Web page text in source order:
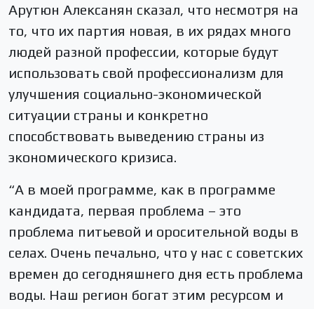
Арутюн Алексанян сказал, что несмотря на
то, что их партия новая, в их рядах много
людей разной профессии, которые будут
использовать свой профессионализм для
улучшения социально-экономической
ситуации страны и конкретно
способствовать выведению страны из
экономического кризиса.
“А в моей программе, как в программе
кандидата, первая проблема – это
проблема питьевой и оросительной воды в
селах. Очень печально, что у нас с советских
времен до сегодняшнего дня есть проблема
воды. Наш регион богат этим ресурсом и